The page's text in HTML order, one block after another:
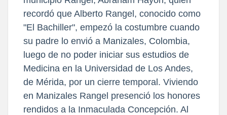
recordó que Alberto Rangel, conocido como
"El Bachiller", empezó la costumbre cuando
su padre lo envió a Manizales, Colombia,
luego de no poder iniciar sus estudios de
Medicina en la Universidad de Los Andes,
de Mérida, por un cierre temporal. Viviendo
en Manizales Rangel presenció los honores
rendidos a la Inmaculada Concepción. Al